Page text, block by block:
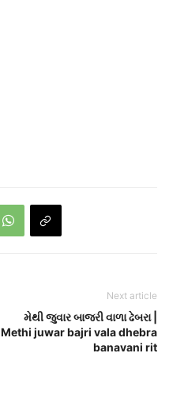
Next article
મેથી જુવાર બાજરી વાળા ઢેબરા |
Methi juwar bajri vala dhebra
banavani rit